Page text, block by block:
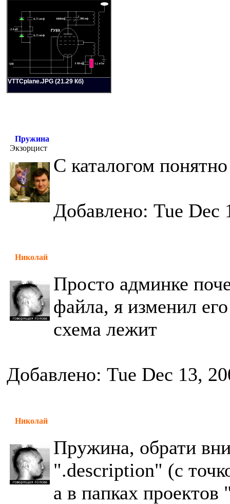
VTTCplane.JPG (21.29 Кб)
Пружина
Экзорцист
С каталогом
Добавлено: Tue Dec
Николай
Просто админке
файла, я изменил
схема лежит
Добавлено: Tue Dec 13,
Николай
Пружина, обрати
".description" (с
а в папках